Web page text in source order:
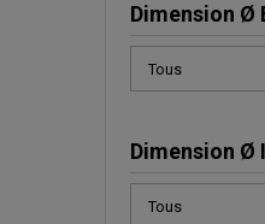
Dimension Ø
Dimension Ø